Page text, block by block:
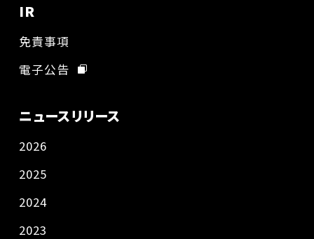
IR
免責事項
電子公告
ニュースリリース
2026
2025
2024
2023